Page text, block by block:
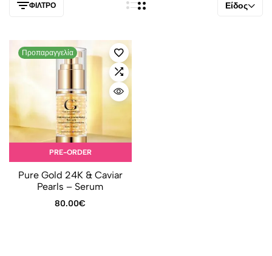
ΦΊΛΤΡΟ Είδος
Προπαραγγελία
PRE-ORDER
Pure Gold 24K & Caviar
Pearls – Serum
80.00€